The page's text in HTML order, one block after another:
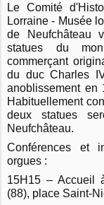
Le Comité
Lorraine - Musée
de Neufchâteau
statues du
commerçant
du duc Charles
anoblissement en
Habituellement
deux statues
Neufchâteau.
Conférences et
orgues :
15H15 – Accueil
(88), place Saint-